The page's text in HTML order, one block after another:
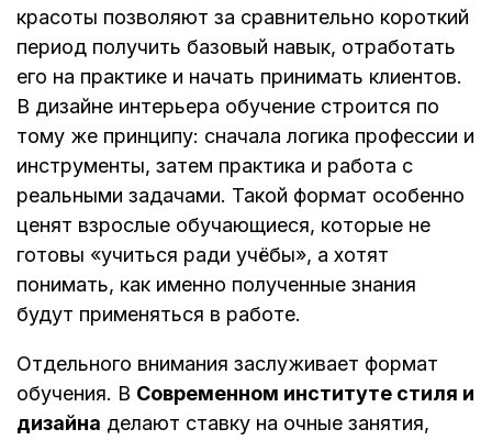
красоты позволяют за сравнительно короткий
период получить базовый навык, отработать
его на практике и начать принимать клиентов.
В дизайне интерьера обучение строится по
тому же принципу: сначала логика профессии и
инструменты, затем практика и работа с
реальными задачами. Такой формат особенно
ценят взрослые обучающиеся, которые не
готовы «учиться ради учёбы», а хотят
понимать, как именно полученные знания
будут применяться в работе.
Отдельного внимания заслуживает формат
обучения. В Современном институте стиля и
дизайна делают ставку на очные занятия,